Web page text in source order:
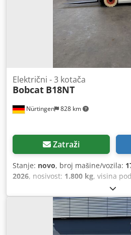
Nürtingen 828 km
Električni - 3 kotača
Bobcat B18NT
Zatraži
Stanje: novo, broj mašine/vozila:
2026, nosivost: 1.800 kg, visina
1.484 mm
vrsta goriva:električni, vrsta
2.215 mm, napon baterije:
, dimenzija prednje
dimenzija stražnje gume:
16x6-8